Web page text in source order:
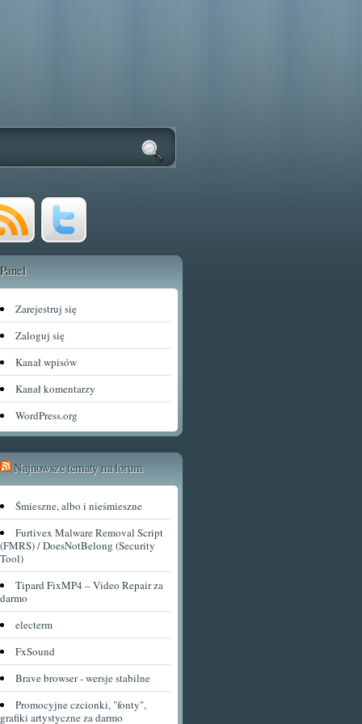
Panel
Zarejestruj się
Zaloguj się
Kanał wpisów
Kanał komentarzy
WordPress.org
Najnowsze tematy na forum
Śmieszne, albo i nieśmieszne
Furtivex Malware Removal Script
(FMRS) / DoesNotBelong (Security
Tool)
Tipard FixMP4 – Video Repair za
darmo
electerm
FxSound
Brave browser - wersje stabilne
Promocyjne czcionki, "fonty",
grafiki artystyczne za darmo